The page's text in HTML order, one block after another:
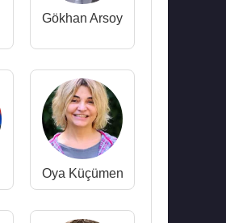
Gökhan Arsoy
Oya Küçümen